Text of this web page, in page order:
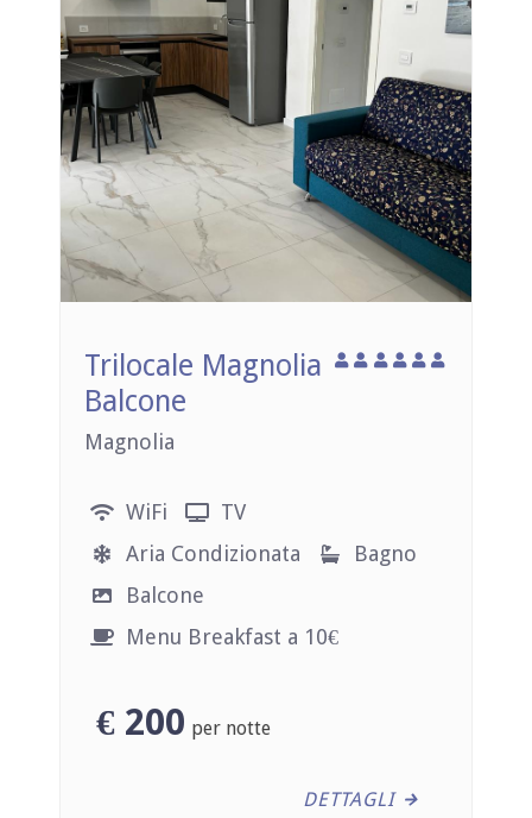
Trilocale Magnolia
Balcone
Magnolia
WiFi
TV
Aria Condizionata
Bagno
Balcone
Menu Breakfast a 10€
€ 200 per notte
DETTAGLI